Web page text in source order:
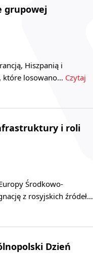
grupowej
Hiszpanią i
które losowano… Czytaj
i roli
Środkowo-
z rosyjskich źródeł…
Dzień